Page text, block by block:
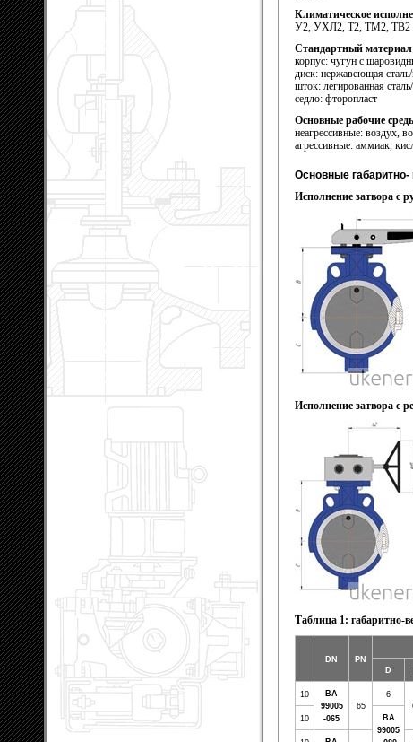
Климатическое
У2, УХЛ2, Т2, ТМ2, ТВ2
Стандартный
корпус: чугун с
диск: нержавеющая
шток: легированная
седло: фторопласт
Основные рабочие
неагрессивные: воздух,
агрессивные: аммиак,
Основные габаритно-
Исполнение затвора с
Исполнение затвора с
Таблица 1: габаритно-
DN РN
D
10
ВА
99005
-065
65
6
10
ВА
99005